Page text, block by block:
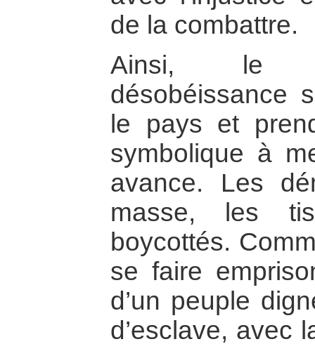
de la combattre.
Ainsi, le
désobéissance
le pays et
symbolique à
avance. Les
masse, les
boycottés.
se faire
d’un peuple
d’esclave, avec